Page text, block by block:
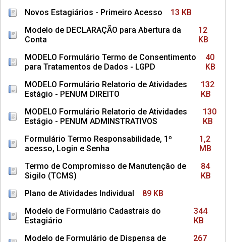
Novos Estagiários - Primeiro Acesso
13 KB
Modelo de DECLARAÇÃO para Abertura da
Conta
12
KB
MODELO Formulário Termo de Consentimento
para Tratamentos de Dados - LGPD
40
KB
MODELO Formulário Relatorio de Atividades
Estágio - PENUM DIREITO
132
KB
MODELO Formulário Relatorio de Atividades
Estágio - PENUM ADMINSTRATIVOS
130
KB
Formulário Termo Responsabilidade, 1º
acesso, Login e Senha
1,2
MB
Termo de Compromisso de Manutenção de
Sigilo (TCMS)
84
KB
Plano de Atividades Individual
89 KB
Modelo de Formulário Cadastrais do
Estagiário
344
KB
Modelo de Formulário de Dispensa de
267